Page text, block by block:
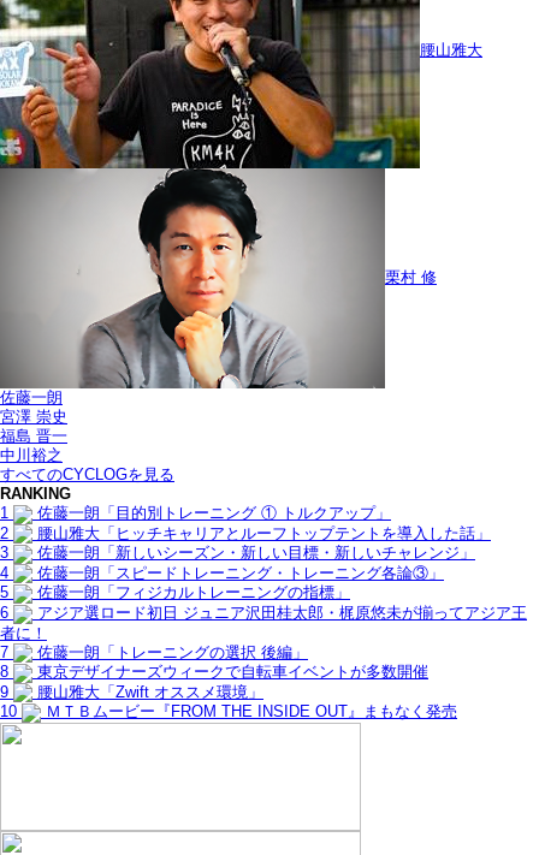
腰山雅大
栗村 修
佐藤一朗
宮澤 崇史
福島 晋一
中川裕之
すべてのCYCLOGを見る
RANKING
1
佐藤一朗「目的別トレーニング ① トルクアップ」
2
腰山雅大「ヒッチキャリアとルーフトップテントを導入した話」
3
佐藤一朗「新しいシーズン・新しい目標・新しいチャレンジ」
4
佐藤一朗「スピードトレーニング・トレーニング各論③」
5
佐藤一朗「フィジカルトレーニングの指標」
6
アジア選ロード初日 ジュニア沢田桂太郎・梶原悠未が揃ってアジア王
者に！
7
佐藤一朗「トレーニングの選択 後編」
8
東京デザイナーズウィークで自転車イベントが多数開催
9
腰山雅大「Zwift オススメ環境」
10
ＭＴＢムービー『FROM THE INSIDE OUT』まもなく発売